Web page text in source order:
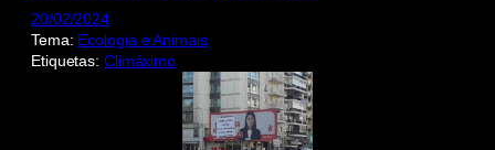
20/02/2024
Tema: Ecologia e Animais
Etiquetas: Climáximo